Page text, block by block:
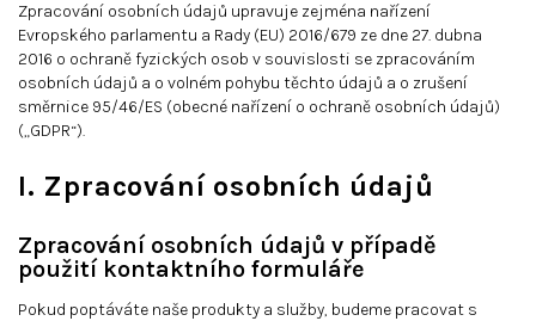
Zpracování osobních údajů upravuje zejména nařízení
Evropského parlamentu a Rady (EU) 2016/679 ze dne 27. dubna
2016 o ochraně fyzických osob v souvislosti se zpracováním
osobních údajů a o volném pohybu těchto údajů a o zrušení
směrnice 95/46/ES (obecné nařízení o ochraně osobních údajů)
(„GDPR“).
I. Zpracování osobních údajů
Zpracování osobních údajů v případě
použití kontaktního formuláře
Pokud poptáváte naše produkty a služby, budeme pracovat s